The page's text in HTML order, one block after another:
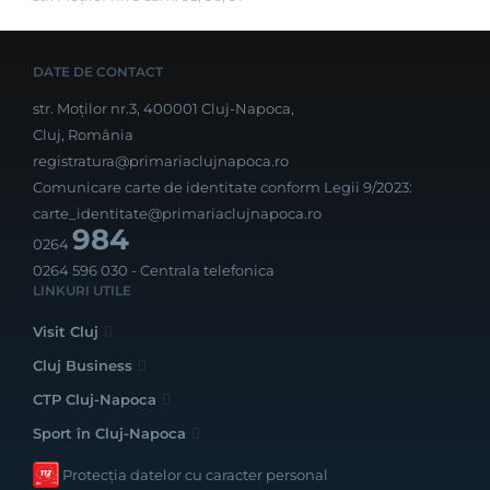
DATE DE CONTACT
str. Moților nr.3, 400001 Cluj-Napoca,
Cluj, România
registratura@primariaclujnapoca.ro
Comunicare carte de identitate conform Legii 9/2023:
carte_identitate@primariaclujnapoca.ro
0264984
0264 596 030 - Centrala telefonica
LINKURI UTILE
Visit Cluj
Cluj Business
CTP Cluj-Napoca
Sport în Cluj-Napoca
Protecția datelor cu caracter personal